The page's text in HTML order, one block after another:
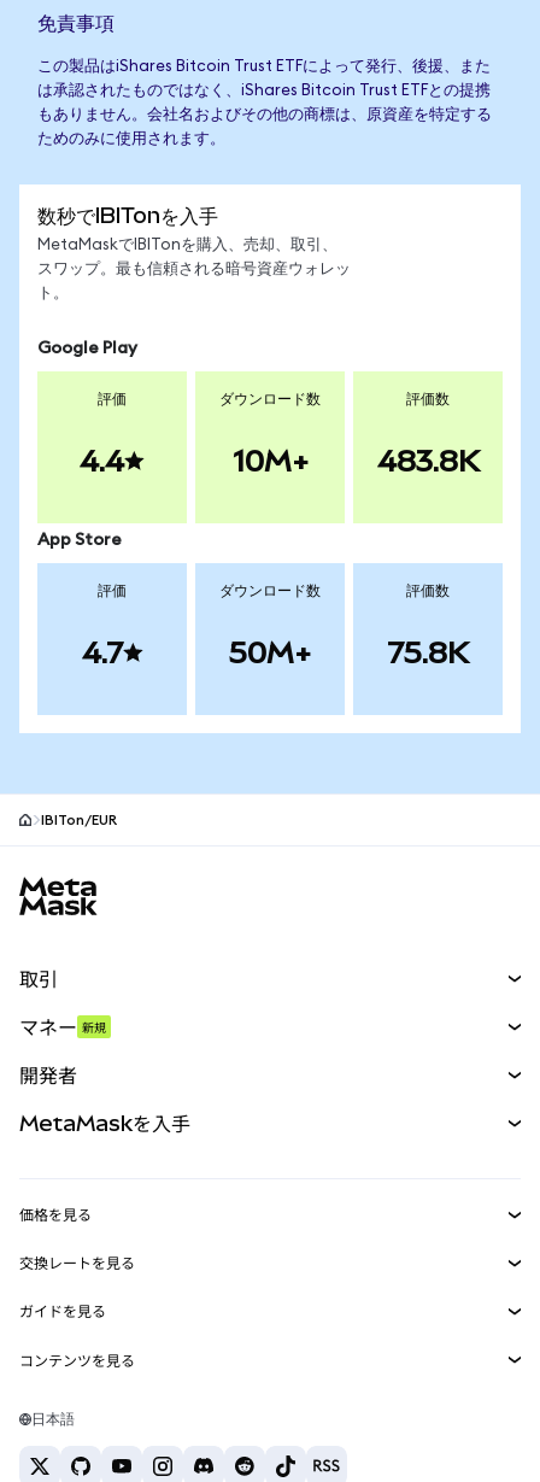
免責事項
この製品はiShares Bitcoin Trust ETFによって発行、後援、また
は承認されたものではなく、iShares Bitcoin Trust ETFとの提携
もありません。会社名およびその他の商標は、原資産を特定する
ためのみに使用されます。
数秒でIBITonを入手
MetaMaskでIBITonを購入、売却、取引、
スワップ。最も信頼される暗号資産ウォレッ
ト。
Google Play
評価
4.4
ダウンロード数
10M+
評価数
483.8K
App Store
評価
4.7
ダウンロード数
50M+
評価数
75.8K
IBITon/EUR
取引
パーペチュアル
RWA
マネー 新規
開発者
MetaMask Connect
Snaps
Web3サービス
MetaMaskを入手
セキュリティ
サポート
キャリア
お問い合わせ
価格を見る
イーサリアムの価格
Solanaの価格
Tetherの価格
交換レートを見る
ETH→USD
USDT→INR
BTC→INR
ETH→USDT
ガイドを見る
ETHの購入
USDTの購入
コンテンツを見る
Solanaウォレット
日本語